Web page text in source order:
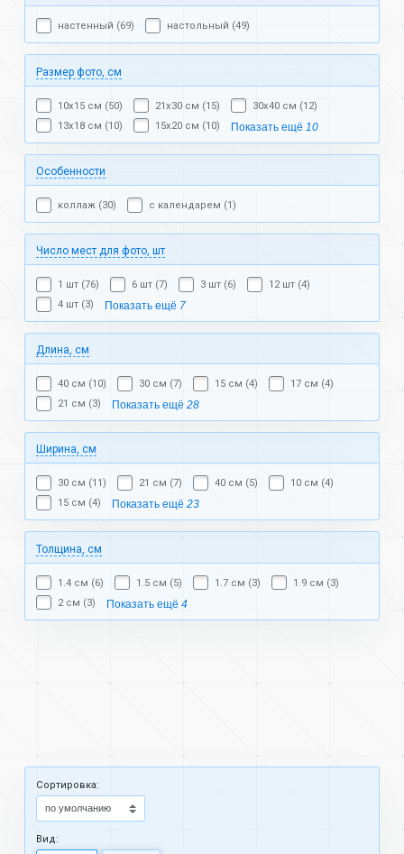
настенный (69) настольный (49)
Размер фото, см
10х15 см (50) 21х30 см (15)
30х40 см (12)
13х18 см (10)
15х20 см (10) Показать ещё 10
Особенности
коллаж (30) с календарем (1)
Число мест для фото, шт
1 шт (76) 6 шт (7) 3 шт (6)
12 шт (4)
4 шт (3)
Показать ещё 7
Длина, см
40 см (10) 30 см (7) 15 см (4)
17 см (4)
21 см (3)
Показать ещё 28
Ширина, см
30 см (11) 21 см (7) 40 см (5)
10 см (4)
15 см (4)
Показать ещё 23
Толщина, см
1.4 см (6) 1.5 см (5) 1.7 см (3)
1.9 см (3)
2 см (3)
Показать ещё 4
Cортировка:
Вид: